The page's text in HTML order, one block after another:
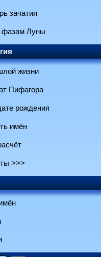
зачатия
фазам Луны
жизни
Пифагора
рождения
имён
>>>